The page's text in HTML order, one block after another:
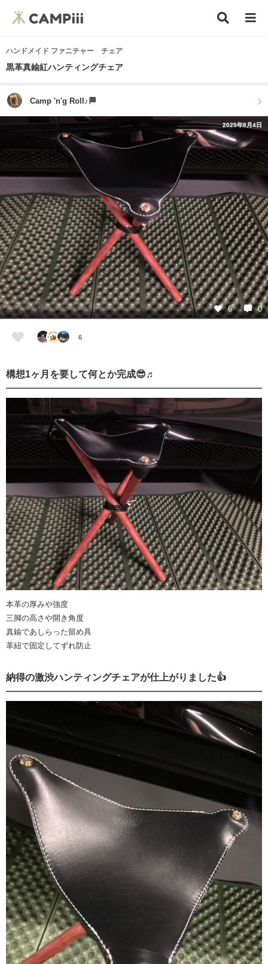
ハンドメイド ファニチャー チェア
黒革真鍮紅ハンティングチェア
Camp 'n'g Roll♪🏁
2025年8月4日
6 0
6
構想1ヶ月を要して何とか完成😎♬
本革の厚みや強度
三脚の高さや開き角度
真鍮であしらった留め具
革紐で固定してずれ防止
納得の激渋ハンティングチェアが仕上がりました👍